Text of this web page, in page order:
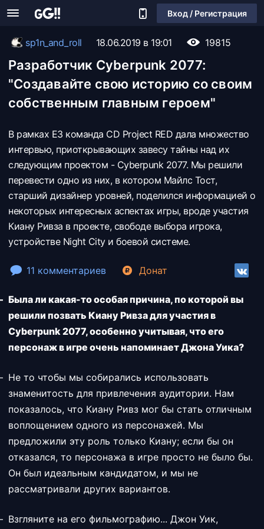
Вход / Регистрация
sp1n_and_roll 18.06.2019 в 19:01 19815
Разработчик Cyberpunk 2077:
"Создавайте свою историю со своим
собственным главным героем"
В рамках E3 команда CD Project RED дала множество
интервью, приоткрывающих завесу тайны над их
следующим проектом - Cyberpunk 2077. Мы решили
перевести одно из них, в котором Майлс Тост,
старший дизайнер уровней, поделился информацией о
некоторых интересных аспектах игры, вроде участия
Киану Ривза в проекте, свободе выбора игрока,
устройстве Night City и боевой системе.
11 комментариев Донат
Была ли какая-то особая причина, по которой вы
решили позвать Киану Ривза для участия в
Cyberpunk 2077, особенно учитывая, что его
персонаж в игре очень напоминает Джона Уика?
Не то чтобы мы собирались использовать
знаменитость для привлечения аудитории. Нам
показалось, что Киану Ривз мог бы стать отличным
воплощением одного из персонажей. Мы
предложили эту роль только Киану; если бы он
отказался, то персонажа в игре просто не было бы.
Он был идеальным кандидатом, и мы не
рассматривали других вариантов.
Взгляните на его фильмографию... Джон Уик,